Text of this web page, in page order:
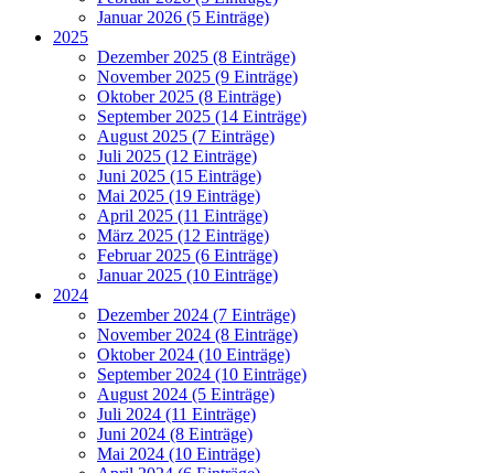
Januar 2026 (5 Einträge)
2025
Dezember 2025 (8 Einträge)
November 2025 (9 Einträge)
Oktober 2025 (8 Einträge)
September 2025 (14 Einträge)
August 2025 (7 Einträge)
Juli 2025 (12 Einträge)
Juni 2025 (15 Einträge)
Mai 2025 (19 Einträge)
April 2025 (11 Einträge)
März 2025 (12 Einträge)
Februar 2025 (6 Einträge)
Januar 2025 (10 Einträge)
2024
Dezember 2024 (7 Einträge)
November 2024 (8 Einträge)
Oktober 2024 (10 Einträge)
September 2024 (10 Einträge)
August 2024 (5 Einträge)
Juli 2024 (11 Einträge)
Juni 2024 (8 Einträge)
Mai 2024 (10 Einträge)